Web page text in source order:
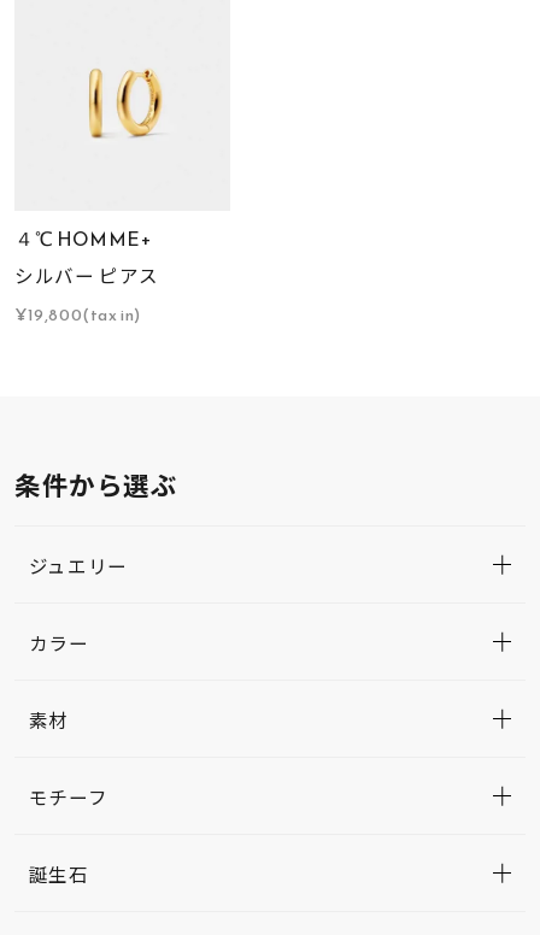
４℃ HOMME+
シルバー ピアス
¥19,800(tax in)
条件から選ぶ
ジュエリー
カラー
素材
モチーフ
誕生石